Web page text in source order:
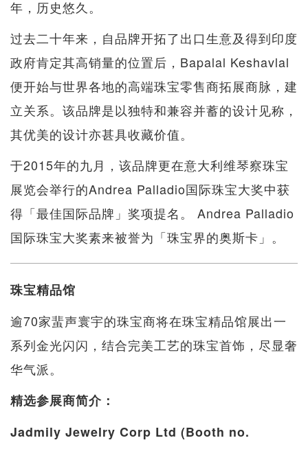
年，历史悠久。
过去二十年来，自品牌开拓了出口生意及得到印度
政府肯定其高销量的位置后，Bapalal Keshavlal
便开始与世界各地的高端珠宝零售商拓展商脉，建
立关系。该品牌是以独特和兼容并蓄的设计见称，
其优美的设计亦甚具收藏价值。
于2015年的九月，该品牌更在意大利维琴察珠宝
展览会举行的Andrea Palladio国际珠宝大奖中获
得「最佳国际品牌」奖项提名。 Andrea Palladio
国际珠宝大奖素来被誉为「珠宝界的奥斯卡」。
珠宝精品馆
逾70家蜚声寰宇的珠宝商将在珠宝精品馆展出一
系列金光闪闪，结合完美工艺的珠宝首饰，尽显奢
华气派。
精选参展商简介：
Jadmily Jewelry Corp Ltd (Booth no.